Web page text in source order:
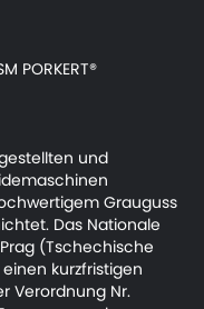
PORKERT®
und
Grauguss
Das Nationale
(Tschechische
kurzfristigen
Verordnung Nr.